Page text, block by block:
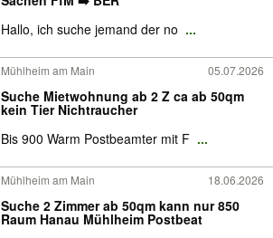
Hallo, ich suche jemand der no ...
Mühlheim am Main 05.07.2026
Suche Mietwohnung ab 2 Z ca ab 50qm
kein Tier Nichtraucher
Bis 900 Warm Postbeamter mit F ...
Mühlheim am Main 18.06.2026
Suche 2 Zimmer ab 50qm kann nur 850
Raum Hanau Mühlheim Postbeat